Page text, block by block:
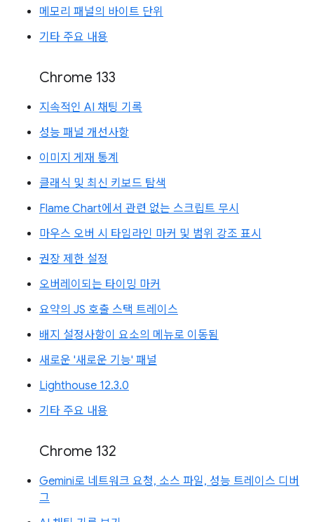
메모리 패널의 바이트 단위
기타 주요 내용
Chrome 133
지속적인 AI 채팅 기록
성능 패널 개선사항
이미지 게재 통계
클래식 및 최신 키보드 탐색
Flame Chart에서 관련 없는 스크립트 무시
마우스 오버 시 타임라인 마커 및 범위 강조 표시
권장 제한 설정
오버레이되는 타이밍 마커
요약의 JS 호출 스택 트레이스
배지 설정사항이 요소의 메뉴로 이동됨
새로운 '새로운 기능' 패널
Lighthouse 12.3.0
기타 주요 내용
Chrome 132
Gemini로 네트워크 요청, 소스 파일, 성능 트레이스 디버
그